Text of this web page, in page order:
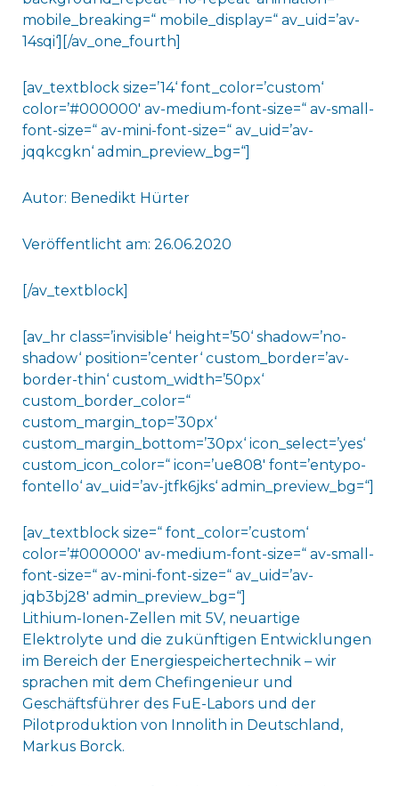
mobile_breaking=“ mobile_display=“ av_uid=’av-
14sqi‘][/av_one_fourth]
[av_textblock size=’14‘ font_color=’custom‘
color=’#000000′ av-medium-font-size=“ av-small-
font-size=“ av-mini-font-size=“ av_uid=’av-
jqqkcgkn‘ admin_preview_bg=“]
Autor: Benedikt Hürter
Veröffentlicht am: 26.06.2020
[/av_textblock]
[av_hr class=’invisible‘ height=’50‘ shadow=’no-
shadow‘ position=’center‘ custom_border=’av-
border-thin‘ custom_width=’50px‘
custom_border_color=“
custom_margin_top=’30px‘
custom_margin_bottom=’30px‘ icon_select=’yes‘
custom_icon_color=“ icon=’ue808′ font=’entypo-
fontello‘ av_uid=’av-jtfk6jks‘ admin_preview_bg=“]
[av_textblock size=“ font_color=’custom‘
color=’#000000′ av-medium-font-size=“ av-small-
font-size=“ av-mini-font-size=“ av_uid=’av-
jqb3bj28′ admin_preview_bg=“]
Lithium-Ionen-Zellen mit 5V, neuartige
Elektrolyte und die zukünftigen Entwicklungen
im Bereich der Energiespeichertechnik – wir
sprachen mit dem Chefingenieur und
Geschäftsführer des FuE-Labors und der
Pilotproduktion von Innolith in Deutschland,
Markus Borck.